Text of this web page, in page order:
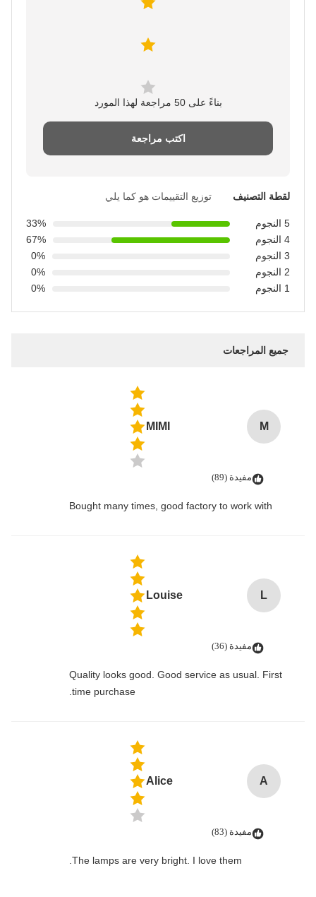
بناءً على 50 مراجعة لهذا المورد
اكتب مراجعة
لقطة التصنيف توزيع التقييمات هو كما يلي
5 النجوم
33%
4 النجوم
67%
3 النجوم
0%
2 النجوم
0%
1 النجوم
0%
جميع المراجعات
M
MIMI
مفيدة (89)
Bought many times, good factory to work with
L
Louise
مفيدة (36)
Quality looks good. Good service as usual. First
time purchase.
A
Alice
مفيدة (83)
The lamps are very bright. I love them.